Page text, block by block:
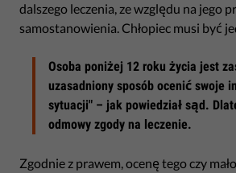
dalszego leczenia, ze względu na jego
samostanowienia. Chłopiec musi być
Osoba poniżej 12 roku życia jest
uzasadniony sposób ocenić swoje
sytuacji" – jak powiedział sąd.
odmowy zgody na leczenie.
Zgodnie z prawem, ocenę tego czy